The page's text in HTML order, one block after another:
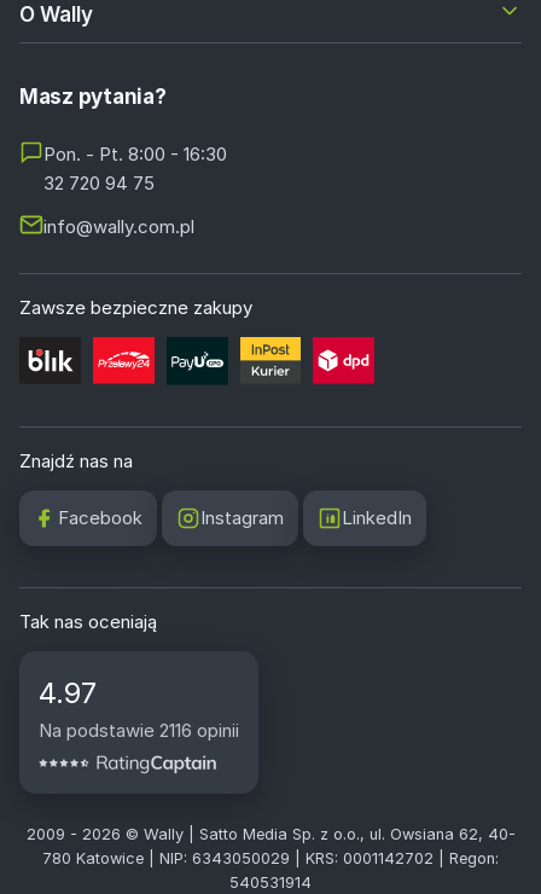
O Wally
Masz pytania?
Pon. - Pt. 8:00 - 16:30
32 720 94 75
info@wally.com.pl
Zawsze bezpieczne zakupy
Znajdź nas na
Facebook Instagram LinkedIn
Tak nas oceniają
4.97
Na podstawie 2116 opinii
2009 - 2026 © Wally | Satto Media Sp. z o.o., ul. Owsiana 62, 40-
780 Katowice | NIP: 6343050029 | KRS: 0001142702 | Regon:
540531914